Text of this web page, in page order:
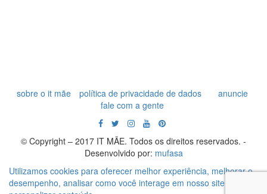
sobre o it mãe política de privacidade de dados
anuncie
fale com a gente
© Copyright – 2017 IT MÃE. Todos os direitos reservados. -
Desenvolvido por: mufasa
Utilizamos cookies para oferecer melhor experiência, melhorar o
desempenho, analisar como você interage em nosso site e